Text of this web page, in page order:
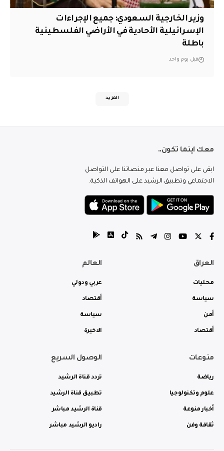
وزير الخارجية السعودي: جميع الإجراءات
الإسرائيلية الأحادية في الأراضي الفلسطينية
باطلة
قبل يوم واحد
المزيد
معك اينما تكون..
ابقى على تواصل معنا عبر منصاتنا على التواصل
الاجتماعي وتطبيق الرشيد على الهواتف الذكية.
العراق
محليات
سياسة
أمن
أقتصاد
العالم
عربي ودولي
أقتصاد
سياسة
الاخيرة
منوعات
رياضة
علوم وتكنولوجيا
أخبار منوعة
ثقافة وفن
الوصول السريع
تردد قناة الرشيد
تطبيق قناة الرشيد
قناة الرشيد مباشر
راديو الرشيد مباشر